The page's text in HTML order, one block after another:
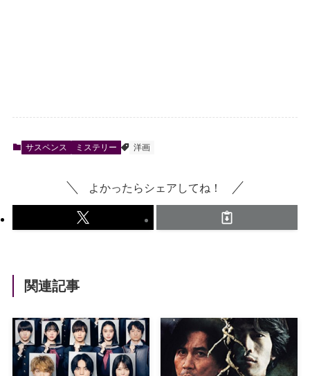
サスペンス ミステリー 洋画
よかったらシェアしてね！
関連記事